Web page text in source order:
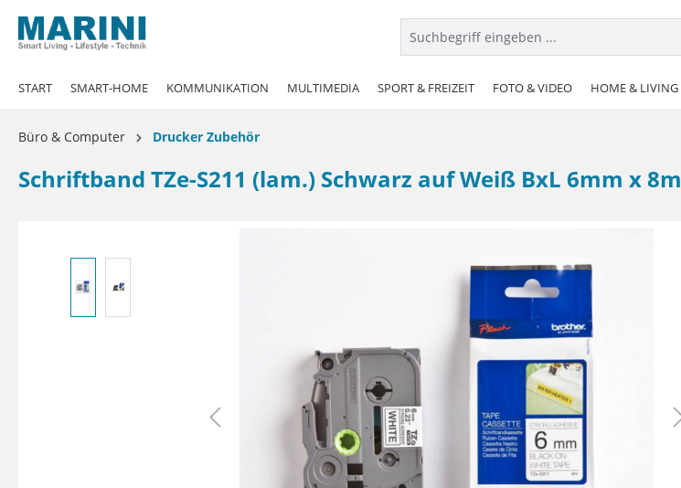
Zur Hauptnavigation springen
START SMART-HOME KOMMUNIKATION MULTIMEDIA SPORT & FREIZEIT FOTO & VIDEO HOME & LIVING
Büro & Computer Drucker Zubehör
Schriftband TZe-S211 (lam.) Schwarz auf Weiß BxL 6mm x 8m